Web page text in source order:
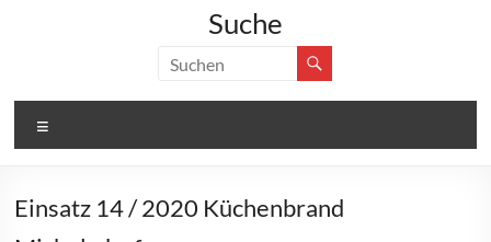
Suche
Einsatz 14 / 2020 Küchenbrand